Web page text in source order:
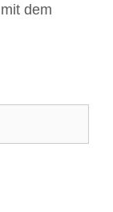
dem